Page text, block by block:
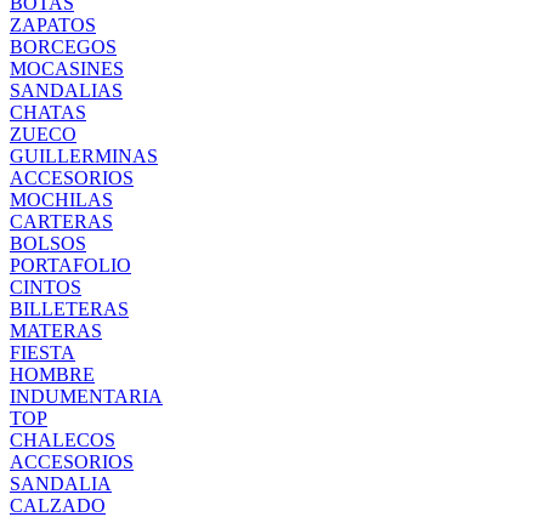
ZAPATOS
BORCEGOS
MOCASINES
SANDALIAS
CHATAS
ZUECO
GUILLERMINAS
ACCESORIOS
MOCHILAS
CARTERAS
BOLSOS
PORTAFOLIO
CINTOS
BILLETERAS
MATERAS
FIESTA
HOMBRE
INDUMENTARIA
TOP
CHALECOS
ACCESORIOS
SANDALIA
CALZADO